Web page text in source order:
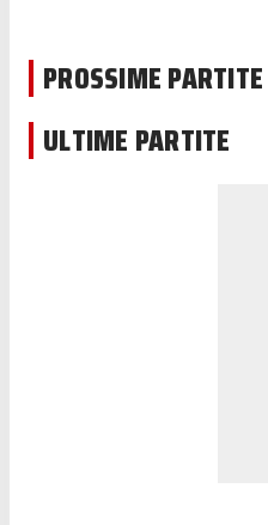
PROSSIME PARTITE
ULTIME PARTITE